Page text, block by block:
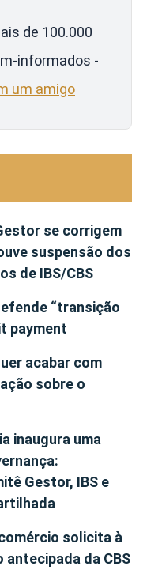
de 100.000
informados -
um amigo
se corrigem
suspensão dos
de IBS/CBS
“transição
payment
acabar com
sobre o
inaugura uma
Gestor, IBS e
solicita à
antecipada da CBS